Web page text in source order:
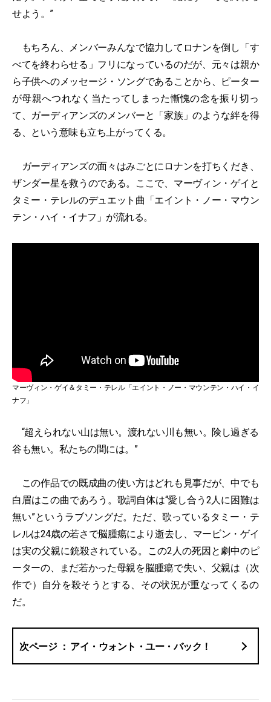
せよう。”
もちろん、メンバーみんなで協力してロナンを倒し「す
べてを終わらせる」フリになっているのだが、元々は親か
ら子供へのメッセージ・ソングであることから、ピーター
が母親へつれなく当たってしまった慚愧の念を振り切っ
て、ガーディアンズのメンバーと「家族」のような絆を得
る、という意味も立ち上がってくる。
ガーディアンズの面々はみごとにロナンを打ちくだき、
ザンダー星を救うのである。ここで、マーヴィン・ゲイと
タミー・テレルのデュエット曲「エイント・ノー・マウン
テン・ハイ・イナフ」が流れる。
マーヴィン・ゲイ＆タミー・テレル「エイント・ノー・マウンテン・ハイ・イ
ナフ」
“超えられない山は無い。渡れない川も無い。険し過ぎる
谷も無い。私たちの間には。”
この作品での既成曲の使い方はどれも見事だが、中でも
白眉はこの曲であろう。歌詞自体は“愛し合う2人に困難は
無い”というラブソングだ。ただ、歌っているタミー・テ
レルは24歳の若さで脳腫瘍により逝去し、マービン・ゲイ
は実の父親に銃殺されている。この2人の死因と劇中のピ
ーターの、まだ若かった母親を脳腫瘍で失い、父親は（次
作で）自分を殺そうとする、その状況が重なってくるの
だ。
アイ・ウォント・ユー・バック！